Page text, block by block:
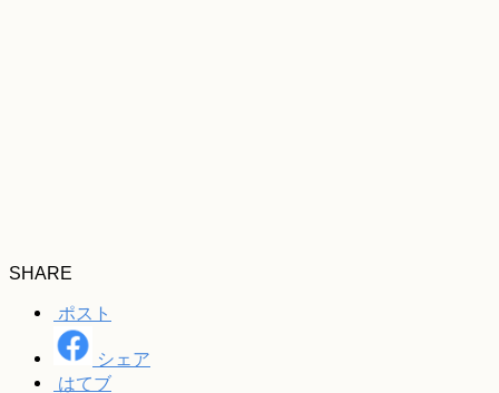
SHARE
ポスト
シェア
はてブ